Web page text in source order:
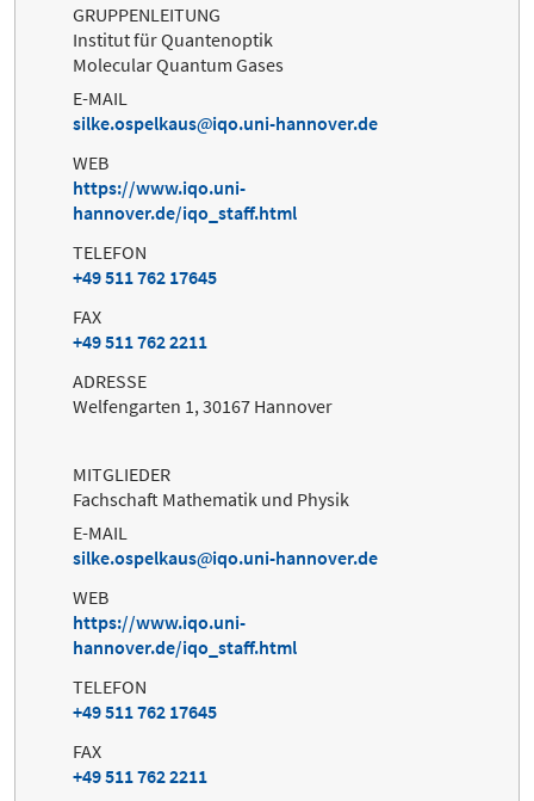
GRUPPENLEITUNG
Institut für Quantenoptik
Molecular Quantum Gases
E-MAIL
silke.ospelkaus
iqo.uni-hannover.de
WEB
https://www.iqo.uni-
hannover.de/iqo_staff.html
TELEFON
+49 511 762 17645
FAX
+49 511 762 2211
ADRESSE
Welfengarten 1, 30167 Hannover
MITGLIEDER
Fachschaft Mathematik und Physik
E-MAIL
silke.ospelkaus
iqo.uni-hannover.de
WEB
https://www.iqo.uni-
hannover.de/iqo_staff.html
TELEFON
+49 511 762 17645
FAX
+49 511 762 2211